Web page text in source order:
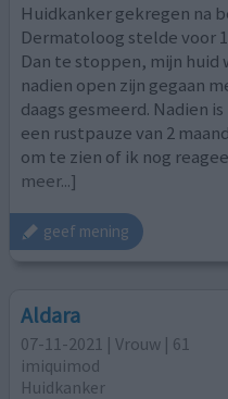
Huidkanker gekregen na
Dermatoloog stelde voor
Dan te stoppen, mijn huid
nadien open zijn gegaan
daags gesmeerd. Nadien
een rustpauze van 2
om te zien of ik nog
meer...]
geef mening
Aldara
07-11-2021 | Vrouw | 61
imiquimod
Huidkanker